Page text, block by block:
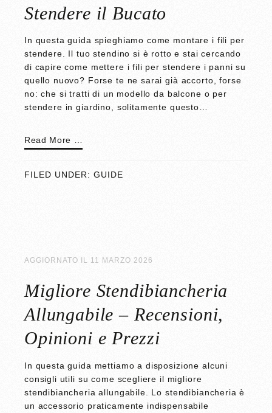
Stendere il Bucato
In questa guida spieghiamo come montare i fili per
stendere. Il tuo stendino si è rotto e stai cercando
di capire come mettere i fili per stendere i panni su
quello nuovo? Forse te ne sarai già accorto, forse
no: che si tratti di un modello da balcone o per
stendere in giardino, solitamente questo…
Read More …
FILED UNDER: GUIDE
AGGIORNATO IL 11 MARZO 2026
Migliore Stendibiancheria
Allungabile – Recensioni,
Opinioni e Prezzi
In questa guida mettiamo a disposizione alcuni
consigli utili su come scegliere il migliore
stendibiancheria allungabile. Lo stendibiancheria è
un accessorio praticamente indispensabile